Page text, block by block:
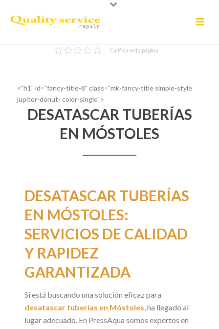
Califica esta página
<"h1" id="fancy-title-8" class="mk-fancy-title simple-style
jupiter-donut- color-single">
DESATASCAR TUBERÍAS
EN MÓSTOLES
DESATASCAR TUBERÍAS
EN MÓSTOLES:
SERVICIOS DE CALIDAD
Y RAPIDEZ
GARANTIZADA
Si está buscando una solución eficaz para
desatascar tuberías en Móstoles, ha llegado al
lugar adecuado. En PressAqua somos expertos en